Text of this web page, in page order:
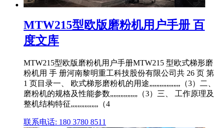
MTW215型欧版磨粉机用户手册 百
度文库
MTW215型欧版磨粉机用户手册MTW215 型欧式梯形磨
粉机用 手 册河南黎明重工科技股份有限公司共 26 页 第
1 页目录一、 欧式梯形磨粉机的用途„„„„„„„„„（3）二、
磨粉机的规格及性能参数„„„„„„„„（3）三、 工作原理及
整机结构特征„„„„„„„„（4
联系电话: 180 3780 8511